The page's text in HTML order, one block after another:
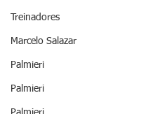
Treinadores
Marcelo Salazar
Palmieri
Palmieri